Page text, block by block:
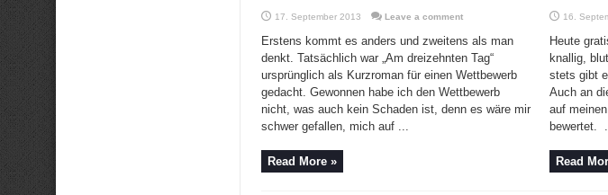
17. September 2013 Leave a comment
Erstens kommt es anders und zweitens als man
denkt. Tatsächlich war „Am dreizehnten Tag“
ursprünglich als Kurzroman für einen Wettbewerb
gedacht. Gewonnen habe ich den Wettbewerb
nicht, was auch kein Schaden ist, denn es wäre mir
schwer gefallen, mich auf ...
Read More »
16.
Heute
knallig,
stets gibt
Auch an
auf
bewertet.
Read